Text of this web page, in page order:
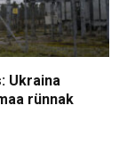
Ukraina
rünnak